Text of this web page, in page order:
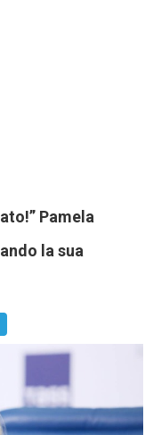
Pamela
la sua